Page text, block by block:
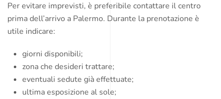
Per evitare imprevisti, è preferibile contattare il centro
prima dell’arrivo a Palermo. Durante la prenotazione è
utile indicare:
giorni disponibili;
zona che desideri trattare;
eventuali sedute già effettuate;
ultima esposizione al sole;